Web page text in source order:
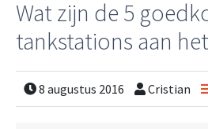
Wat zijn de 5
tankstations aan
8 augustus 2016 Cristian